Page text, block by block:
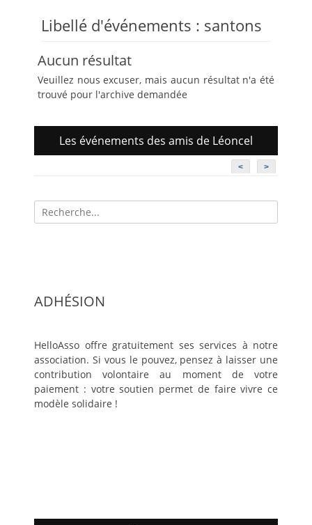
Libellé d'événements : santons
Aucun résultat
Veuillez nous excuser, mais aucun résultat n'a été
trouvé pour l'archive demandée
Les événements des amis de Léoncel
< >
Recherche
pour:
ADHÉSION
HelloAsso offre gratuitement ses services à notre
association. Si vous le pouvez, pensez à laisser une
contribution volontaire au moment de votre
paiement : votre soutien permet de faire vivre ce
modèle solidaire !